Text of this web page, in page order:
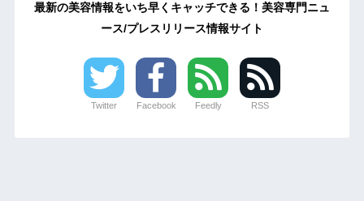
最新の美容情報をいち早くキャッチできる！美容専門ニュ
ース/プレスリリース情報サイト
Twitter Facebook Feedly RSS